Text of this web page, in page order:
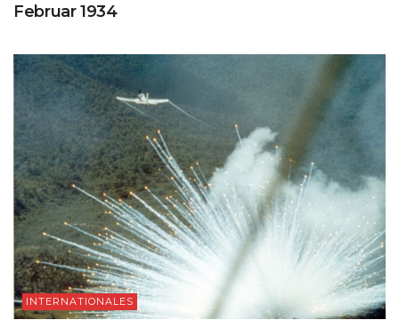
Februar 1934
INTERNATIONALES